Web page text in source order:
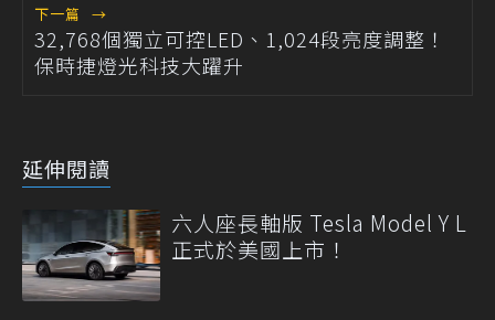
下一篇 →
32,768個獨立可控LED、1,024段亮度調整！
保時捷燈光科技大躍升
延伸閱讀
六人座長軸版 Tesla Model Y L
正式於美國上市！